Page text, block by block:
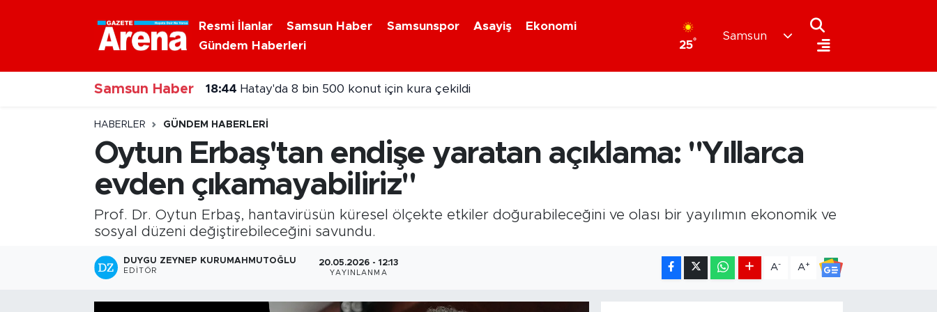
Resmi İlanlar Samsun Haber Samsunspor Asayiş
Ekonomi
Gündem Haberleri
25°
Samsun
Samsun Haber 18:44 Hatay'da 8 bin 500 konut için kura çekildi
HABERLER GÜNDEM HABERLERI
Oytun Erbaş'tan endişe yaratan açıklama: "Yıllarca
evden çıkamayabiliriz"
Prof. Dr. Oytun Erbaş, hantavirüsün küresel ölçekte etkiler doğurabileceğini ve olası bir yayılımın ekonomik ve
sosyal düzeni değiştirebileceğini savundu.
DUYGU ZEYNEP KURUMAHMUTOĞLU
EDITÖR
20.05.2026 - 12:13
YAYINLANMA
A- A+
Nöbetçi Eczaneler
Hava Durumu
Samsun Namaz Vakitleri
Trafik Durumu
Süper Lig Puan Durumu ve Fikstür
Tüm Manşetler
Son Dakika Haberleri
Haber Arşivi